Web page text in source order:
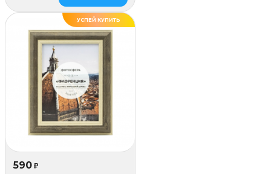
УСПЕЙ КУПИТЬ
ДЕЛАЕМ САМИ
590 ₽